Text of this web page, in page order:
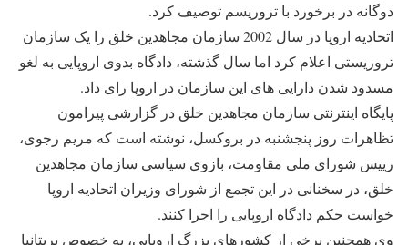
دوگانه در برخورد با تروريسم توصيف کرد.
اتحاديه اروپا در سال 2002 سازمان مجاهدين خلق را يک سازمان
تروريستی اعلام کرد اما سال گذشته، دادگاه بدوی اروپایی به لغو
مسدود شدن دارايی های اين سازمان در اروپا رای داد.
پايگاه اينترنتی سازمان مجاهدين خلق در گزارشی پيرامون
تظاهرات روز پنجشنبه در بروکسل، نوشته است که مريم رجوی،
رييس شورای ملی مقاومت، بازوی سياسی سازمان مجاهدين
خلق، در سخنانی در اين تجمع از شورای وزيران اتحاديه اروپا
خواست حکم دادگاه اروپايی را اجرا کنند.
وی همچنين برخی از کشورهای بزرگ اروپايی، به خصوص بريتانيا